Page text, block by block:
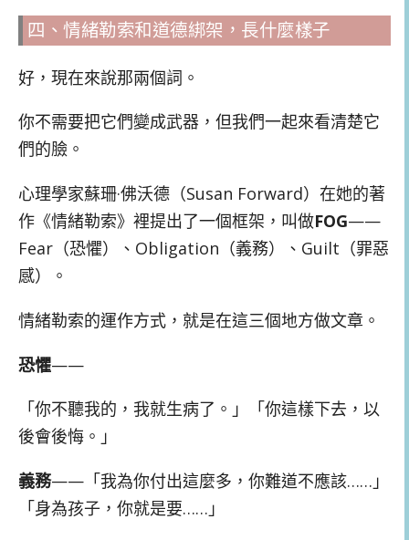
四、情緒勒索和道德綁架，長什麼樣子
好，現在來說那兩個詞。
你不需要把它們變成武器，但我們一起來看清楚它
們的臉。
心理學家蘇珊·佛沃德（Susan Forward）在她的著
作《情緒勒索》裡提出了一個框架，叫做FOG——
Fear（恐懼）、Obligation（義務）、Guilt（罪惡
感）。
情緒勒索的運作方式，就是在這三個地方做文章。
恐懼——
「你不聽我的，我就生病了。」「你這樣下去，以
後會後悔。」
義務——「我為你付出這麼多，你難道不應該……」
「身為孩子，你就是要……」